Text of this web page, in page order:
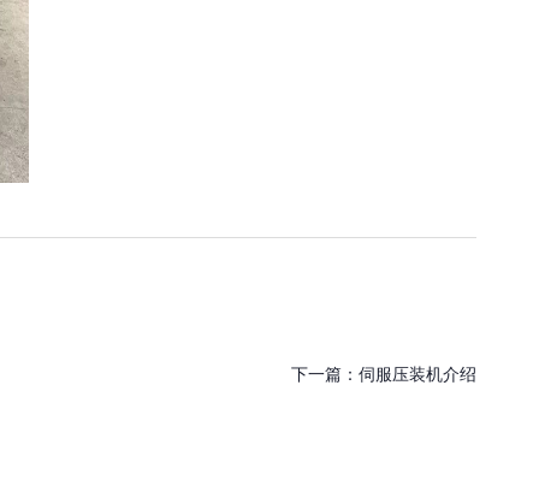
下一篇： 伺服压装机介绍